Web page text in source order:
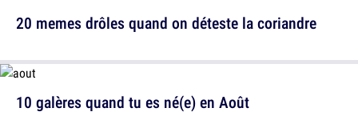
10 galères quand tu es né(e) en Août
20 memes drôles quand on déteste la coriandre